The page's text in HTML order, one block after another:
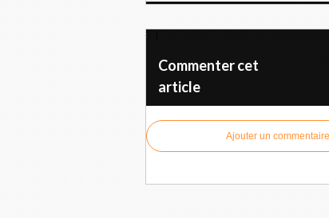
Commenter cet
article
Ajouter un commentaire